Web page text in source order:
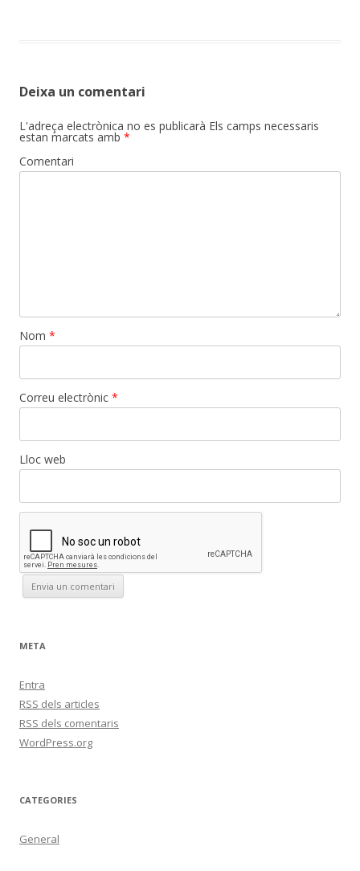
Deixa un comentari
L'adreça electrònica no es publicarà Els camps necessaris
estan marcats amb *
Comentari
Nom *
Correu electrònic *
Lloc web
META
Entra
RSS dels articles
RSS dels comentaris
WordPress.org
CATEGORIES
General